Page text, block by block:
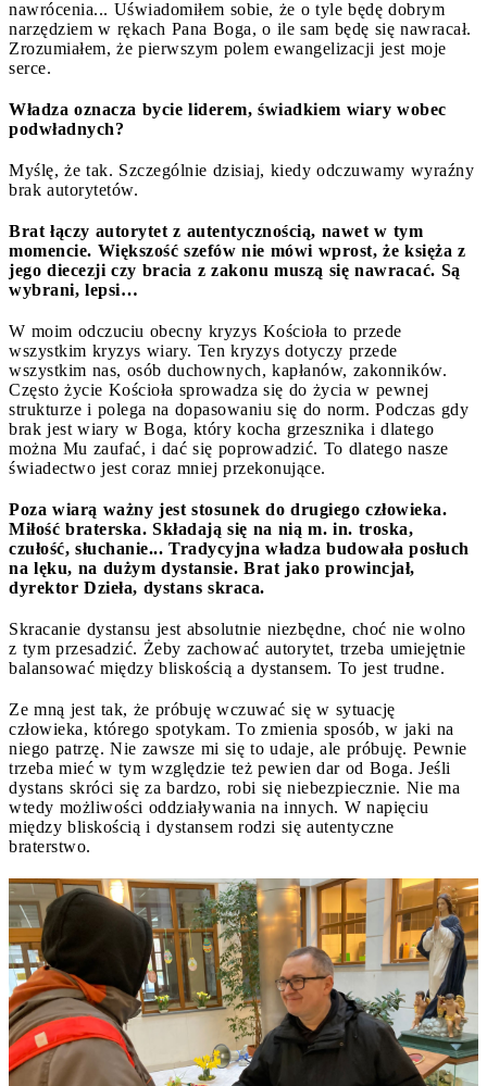
nawrócenia... Uświadomiłem sobie, że o tyle będę dobrym
narzędziem w rękach Pana Boga, o ile sam będę się nawracał.
Zrozumiałem, że pierwszym polem ewangelizacji jest moje
serce.
Władza oznacza bycie liderem, świadkiem wiary wobec
podwładnych?
Myślę, że tak. Szczególnie dzisiaj, kiedy odczuwamy wyraźny
brak autorytetów.
Brat łączy autorytet z autentycznością, nawet w tym
momencie. Większość szefów nie mówi wprost, że księża z
jego diecezji czy bracia z zakonu muszą się nawracać. Są
wybrani, lepsi…
W moim odczuciu obecny kryzys Kościoła to przede
wszystkim kryzys wiary. Ten kryzys dotyczy przede
wszystkim nas, osób duchownych, kapłanów, zakonników.
Często życie Kościoła sprowadza się do życia w pewnej
strukturze i polega na dopasowaniu się do norm. Podczas gdy
brak jest wiary w Boga, który kocha grzesznika i dlatego
można Mu zaufać, i dać się poprowadzić. To dlatego nasze
świadectwo jest coraz mniej przekonujące.
Poza wiarą ważny jest stosunek do drugiego człowieka.
Miłość braterska. Składają się na nią m. in. troska,
czułość, słuchanie... Tradycyjna władza budowała posłuch
na lęku, na dużym dystansie. Brat jako prowincjał,
dyrektor Dzieła, dystans skraca.
Skracanie dystansu jest absolutnie niezbędne, choć nie wolno
z tym przesadzić. Żeby zachować autorytet, trzeba umiejętnie
balansować między bliskością a dystansem. To jest trudne.
Ze mną jest tak, że próbuję wczuwać się w sytuację
człowieka, którego spotykam. To zmienia sposób, w jaki na
niego patrzę. Nie zawsze mi się to udaje, ale próbuję. Pewnie
trzeba mieć w tym względzie też pewien dar od Boga. Jeśli
dystans skróci się za bardzo, robi się niebezpiecznie. Nie ma
wtedy możliwości oddziaływania na innych. W napięciu
między bliskością i dystansem rodzi się autentyczne
braterstwo.